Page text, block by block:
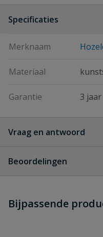
Specificaties
Merknaam
Materiaal
Garantie 3 jaar
Vraag en antwoord
dit
Beoordelingen
Schrijf zelf een
Bijpassende